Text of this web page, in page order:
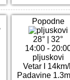
Popodne
28° |32°
14:00 -
pljuskovi
Vetar I
Padavine